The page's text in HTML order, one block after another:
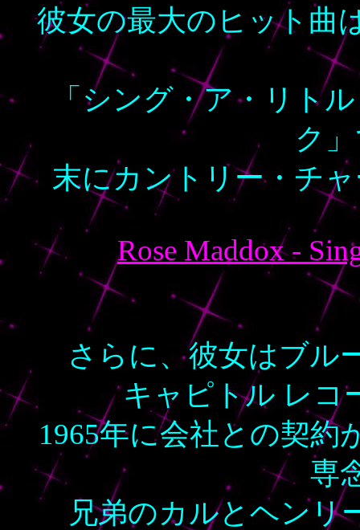
彼女の最大のヒット曲
「シング・ア・リト
ク
末にカントリー・チ
Rose Maddox -
さらに、彼女はブル
キャピトル レコ
1965年に会社との契約
専
兄弟のカルとヘンリ